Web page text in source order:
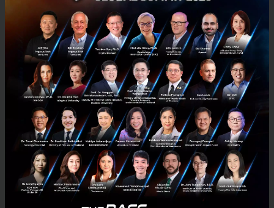
ford applink
E-mail :contact@techsauce.co
Tel : 02-001-5375
Mobile : 06-4658-9500
Techsauce Media